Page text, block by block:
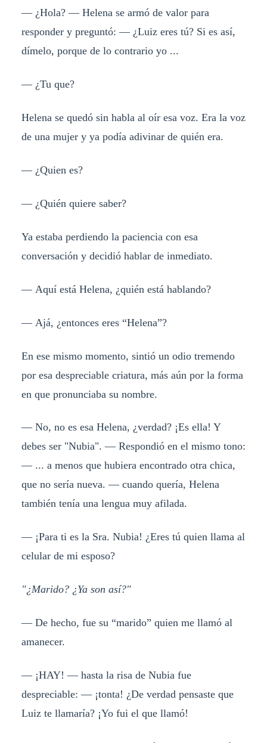
— ¿Hola? — Helena se armó de valor para
responder y preguntó: — ¿Luiz eres tú? Si es así,
dímelo, porque de lo contrario yo ...
— ¿Tu que?
Helena se quedó sin habla al oír esa voz. Era la voz
de una mujer y ya podía adivinar de quién era.
— ¿Quien es?
— ¿Quién quiere saber?
Ya estaba perdiendo la paciencia con esa
conversación y decidió hablar de inmediato.
— Aquí está Helena, ¿quién está hablando?
— Ajá, ¿entonces eres “Helena”?
En ese mismo momento, sintió un odio tremendo
por esa despreciable criatura, más aún por la forma
en que pronunciaba su nombre.
— No, no es esa Helena, ¿verdad? ¡Es ella! Y
debes ser "Nubia". — Respondió en el mismo tono:
— ... a menos que hubiera encontrado otra chica,
que no sería nueva. — cuando quería, Helena
también tenía una lengua muy afilada.
— ¡Para ti es la Sra. Nubia! ¿Eres tú quien llama al
celular de mi esposo?
"¿Marido? ¿Ya son así?"
— De hecho, fue su “marido” quien me llamó al
amanecer.
— ¡HAY! — hasta la risa de Nubia fue
despreciable: — ¡tonta! ¿De verdad pensaste que
Luiz te llamaría? ¡Yo fui el que llamó!